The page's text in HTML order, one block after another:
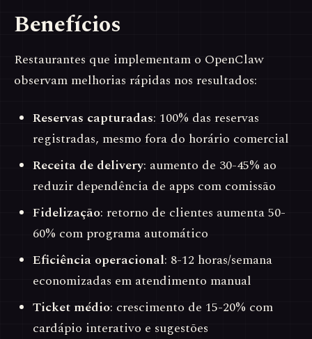
Benefícios
Restaurantes que implementam o OpenClaw
observam melhorias rápidas nos resultados:
Reservas capturadas: 100% das reservas
registradas, mesmo fora do horário comercial
Receita de delivery: aumento de 30-45% ao
reduzir dependência de apps com comissão
Fidelização: retorno de clientes aumenta 50-
60% com programa automático
Eficiência operacional: 8-12 horas/semana
economizadas em atendimento manual
Ticket médio: crescimento de 15-20% com
cardápio interativo e sugestões